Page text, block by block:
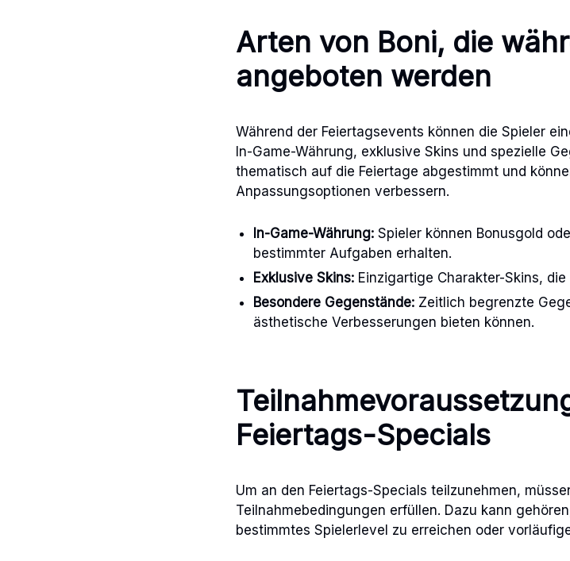
Arten von Boni, die
angeboten werden
Während der Feiertagsevents können die Spieler
In-Game-Währung, exklusive Skins und spezielle
thematisch auf die Feiertage abgestimmt und
Anpassungsoptionen verbessern.
In-Game-Währung: Spieler können Bonusgold
bestimmter Aufgaben erhalten.
Exklusive Skins: Einzigartige Charakter-Skins,
Besondere Gegenstände: Zeitlich begrenzte
ästhetische Verbesserungen bieten können.
Feiertags-Specials
Um an den Feiertags-Specials teilzunehmen,
Teilnahmebedingungen erfüllen. Dazu kann
bestimmtes Spielerlevel zu erreichen oder